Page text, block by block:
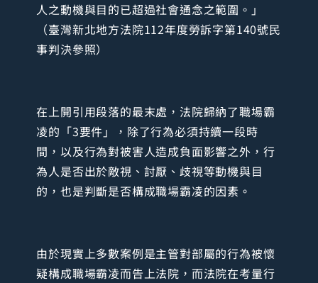
人之動機與目的已超過社會通念之範圍。」
（臺灣新北地方法院112年度勞訴字第140號民
事判決參照）
在上開引用段落的最末處，法院歸納了職場霸
凌的「3要件」，除了行為必須持續一段時
間，以及行為對被害人造成負面影響之外，行
為人是否出於敵視、討厭、歧視等動機與目
的，也是判斷是否構成職場霸凌的因素。
由於現實上多數案例是主管對部屬的行為被懷
疑構成職場霸凌而告上法院，而法院在考量行